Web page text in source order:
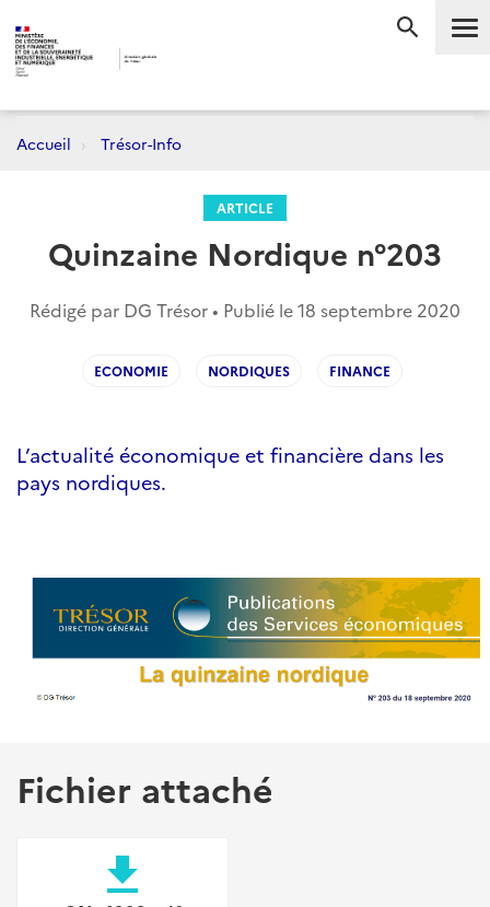
Accueil Trésor-Info
ARTICLE
Quinzaine Nordique n°203
Rédigé par DG Trésor • Publié le18 septembre 2020
ECONOMIE NORDIQUES FINANCE
L’actualité économique et financière dans les
pays nordiques.
Fichier attaché
file_download